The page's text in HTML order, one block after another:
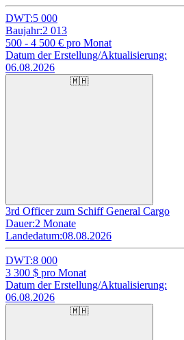
DWT:5 000
Baujahr:2 013
500 - 4 500 € pro Monat
Datum der Erstellung/Aktualisierung:
06.08.2026
🇲🇭
3rd Officer zum Schiff General Cargo
Dauer:2 Monate
Landedatum:08.08.2026
DWT:8 000
3 300 $ pro Monat
Datum der Erstellung/Aktualisierung:
06.08.2026
🇲🇭